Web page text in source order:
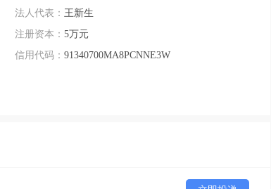
法人代表： 王新生
注册资本： 5万元
信用代码： 91340700MA8PCNNE3W